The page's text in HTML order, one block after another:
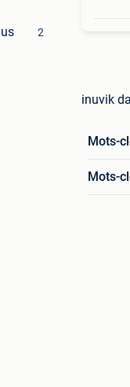
2
inuvik
Mots-
Mots-